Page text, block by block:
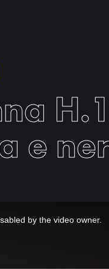
e
by the video owner.